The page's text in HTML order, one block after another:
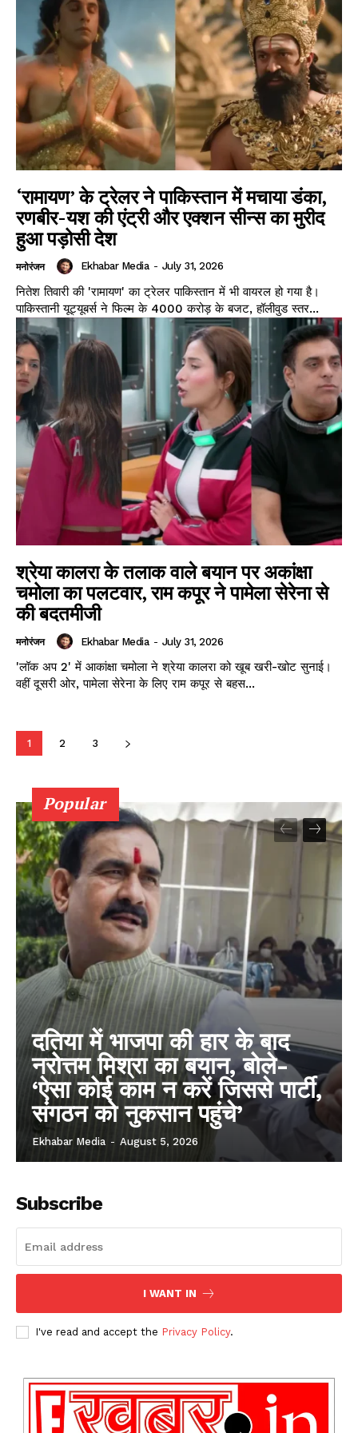
‘रामायण’ के ट्रेलर ने पाकिस्तान में मचाया डंका,
रणबीर-यश की एंट्री और एक्शन सीन्स का मुरीद
हुआ पड़ोसी देश
मनोरंजन Ekhabar Media - July 31, 2026
नितेश तिवारी की 'रामायण' का ट्रेलर पाकिस्तान में भी वायरल हो गया है।
पाकिस्तानी यूट्यूबर्स ने फिल्म के ₹4000 करोड़ के बजट, हॉलीवुड स्तर...
श्रेया कालरा के तलाक वाले बयान पर अकांक्षा
चमोला का पलटवार, राम कपूर ने पामेला सेरेना से
की बदतमीजी
मनोरंजन Ekhabar Media - July 31, 2026
'लॉक अप 2' में आकांक्षा चमोला ने श्रेया कालरा को खूब खरी-खोट सुनाई।
वहीं दूसरी ओर, पामेला सेरेना के लिए राम कपूर से बहस...
1 2 3
Popular
दतिया में भाजपा की हार के बाद
नरोत्तम मिश्रा का बयान, बोले-
‘ऐसा कोई काम न करें जिससे पार्टी,
संगठन को नुकसान पहुंचे’
Ekhabar Media - August 5, 2026
Subscribe
I WANT IN
I've read and accept the Privacy Policy.